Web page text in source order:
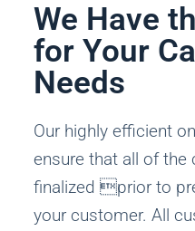
We Have
for Your
Needs
Our highly efficient
ensure that all of the
finalized prior to
your customer. All